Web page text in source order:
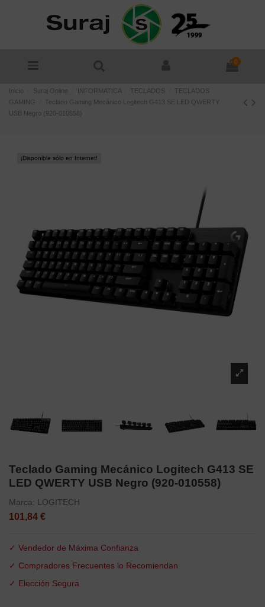
0
Inicio Suraj Online INFORMATICA TECLADOS
TECLADOS
GAMING
Teclado Gaming Mecánico Logitech G413 SE LED QWERTY
USB Negro (920-010558)
¡Disponible sólo en Internet!
Teclado Gaming Mecánico Logitech G413 SE
LED QWERTY USB Negro (920-010558)
Marca: LOGITECH
101,84 €
✓ Vendedor de Máxima Confianza
✓ Compradores Frecuentes lo Recomiendan
✓ Elección Segura